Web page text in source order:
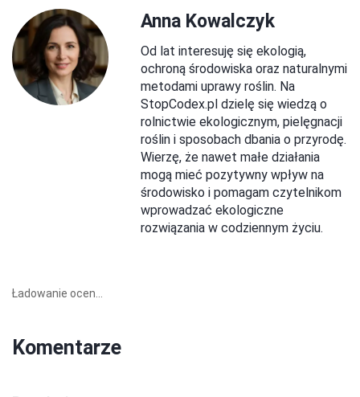
Anna Kowalczyk
Od lat interesuję się ekologią,
ochroną środowiska oraz naturalnymi
metodami uprawy roślin. Na
StopCodex.pl dzielę się wiedzą o
rolnictwie ekologicznym, pielęgnacji
roślin i sposobach dbania o przyrodę.
Wierzę, że nawet małe działania
mogą mieć pozytywny wpływ na
środowisko i pomagam czytelnikom
wprowadzać ekologiczne
rozwiązania w codziennym życiu.
Ładowanie ocen...
Komentarze